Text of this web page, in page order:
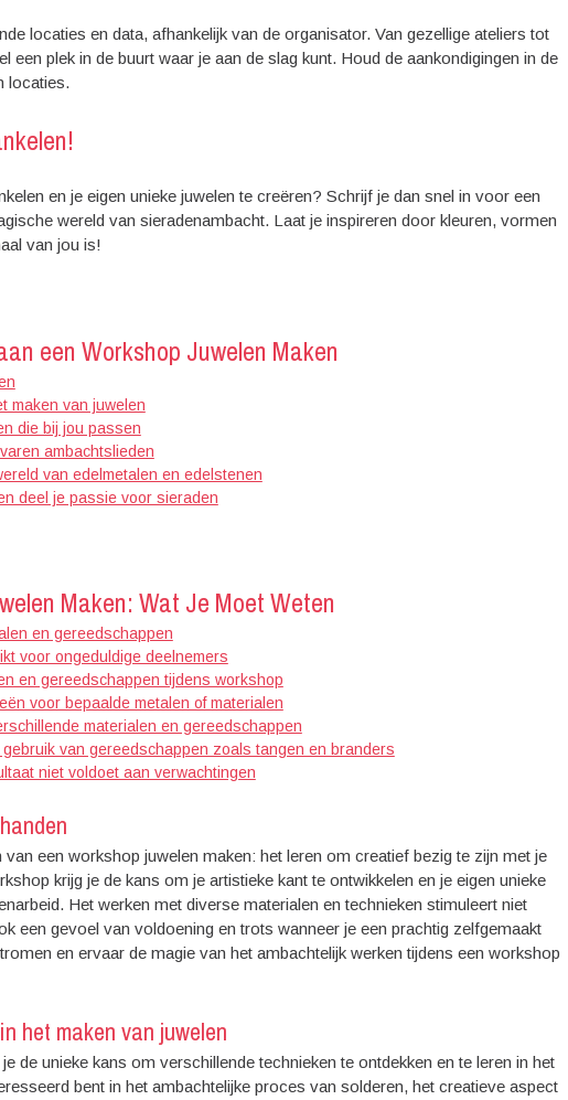
locaties en data, afhankelijk van de organisator. Van gezellige ateliers tot
een plek in de buurt waar je aan de slag kunt. Houd de aankondigingen in de
locaties.
en je eigen unieke juwelen te creëren? Schrijf je dan snel in voor een
wereld van sieradenambacht. Laat je inspireren door kleuren, vormen
van jou is!
een Workshop Juwelen Maken
maken van juwelen
die bij jou passen
ambachtslieden
van edelmetalen en edelstenen
deel je passie voor sieraden
Maken: Wat Je Moet Weten
en gereedschappen
voor ongeduldige deelnemers
en gereedschappen tijdens workshop
voor bepaalde metalen of materialen
materialen en gereedschappen
van gereedschappen zoals tangen en branders
niet voldoet aan verwachtingen
een workshop juwelen maken: het leren om creatief bezig te zijn met je
krijg je de kans om je artistieke kant te ontwikkelen en je eigen unieke
Het werken met diverse materialen en technieken stimuleert niet
een gevoel van voldoening en trots wanneer je een prachtig zelfgemaakt
en ervaar de magie van het ambachtelijk werken tijdens een workshop
het maken van juwelen
de unieke kans om verschillende technieken te ontdekken en te leren in het
bent in het ambachtelijke proces van solderen, het creatieve aspect